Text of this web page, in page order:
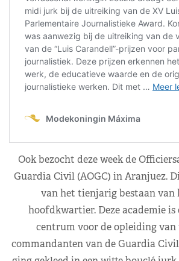
Ook bezocht deze week de
Guardia Civil (AOGC) in Aranjuez.
van het tienjarig bestaan ​​van
hoofdkwartier. Deze academie
centrum voor de opleiding van
commandanten van de Guardia